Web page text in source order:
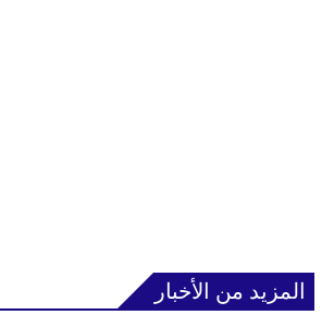
المزيد من الأخبار